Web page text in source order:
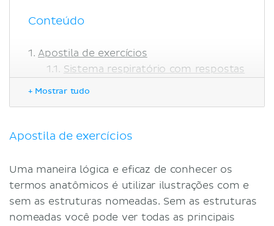
Conteúdo
Apostila de exercícios
Sistema respiratório com respostas
respiratório
+ Mostrar tudo
Apostila de exercícios
Uma maneira lógica e eficaz de conhecer os
termos anatômicos é utilizar ilustrações com e
sem as estruturas nomeadas. Sem as estruturas
nomeadas você pode ver todas as principais